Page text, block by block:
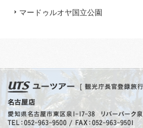
マードゥルオヤ国立公園